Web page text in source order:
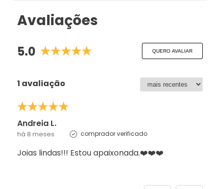
Avaliações
5.0 QUERO AVALIAR
1 avaliação
Andreia L.
há 8 meses comprador verificado
Joias lindas!!! Estou apaixonada.❤️❤️❤️